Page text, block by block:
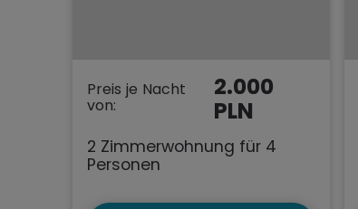
Preis je Nacht
von:
2.000
PLN
2 Zimmerwohnung für 4
Personen